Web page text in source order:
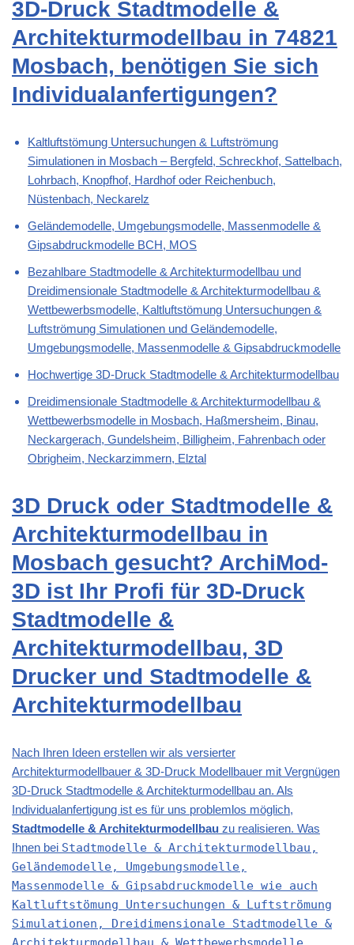
3D-Druck Stadtmodelle &
Architekturmodellbau in 74821
Mosbach, benötigen Sie sich
Individualanfertigungen?
Kaltluftstömung Untersuchungen & Luftströmung
Simulationen in Mosbach – Bergfeld, Schreckhof, Sattelbach,
Lohrbach, Knopfhof, Hardhof oder Reichenbuch,
Nüstenbach, Neckarelz
Geländemodelle, Umgebungsmodelle, Massenmodelle &
Gipsabdruckmodelle BCH, MOS
Bezahlbare Stadtmodelle & Architekturmodellbau und
Dreidimensionale Stadtmodelle & Architekturmodellbau &
Wettbewerbsmodelle, Kaltluftstömung Untersuchungen &
Luftströmung Simulationen und Geländemodelle,
Umgebungsmodelle, Massenmodelle & Gipsabdruckmodelle
Hochwertige 3D-Druck Stadtmodelle & Architekturmodellbau
Dreidimensionale Stadtmodelle & Architekturmodellbau &
Wettbewerbsmodelle in Mosbach, Haßmersheim, Binau,
Neckargerach, Gundelsheim, Billigheim, Fahrenbach oder
Obrigheim, Neckarzimmern, Elztal
3D Druck oder Stadtmodelle &
Architekturmodellbau in
Mosbach gesucht? ArchiMod-
3D ist Ihr Profi für 3D-Druck
Stadtmodelle &
Architekturmodellbau, 3D
Drucker und Stadtmodelle &
Architekturmodellbau
Nach Ihren Ideen erstellen wir als versierter
Architekturmodellbauer & 3D-Druck Modellbauer mit Vergnügen
3D-Druck Stadtmodelle & Architekturmodellbau an. Als
Individualanfertigung ist es für uns problemlos möglich,
Stadtmodelle & Architekturmodellbau zu realisieren. Was
Ihnen bei Stadtmodelle & Architekturmodellbau,
Geländemodelle, Umgebungsmodelle,
Massenmodelle & Gipsabdruckmodelle wie auch
Kaltluftstömung Untersuchungen & Luftströmung
Simulationen, Dreidimensionale Stadtmodelle &